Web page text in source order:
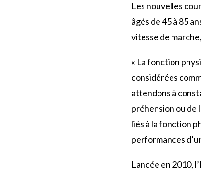
Les nouvelles
âgés de 45 à 85
vitesse de
« La fonction
considérées
attendons à
préhension ou de
liés à la fonction
performances
Lancée en 2010,